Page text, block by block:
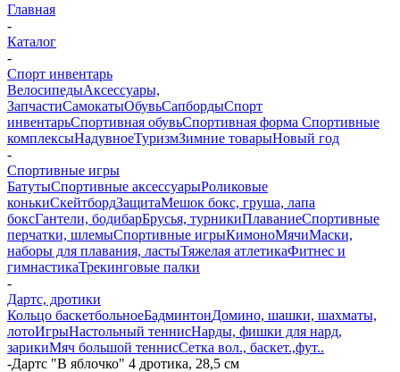
Главная
-
Каталог
-
Спорт инвентарь
ВелосипедыАксессуары,
ЗапчастиСамокатыОбувьСапбордыСпорт
инвентарьСпортивная обувьСпортивная форма Спортивные
комплексыНадувноеТуризмЗимние товарыНовый год
-
Спортивные игры
БатутыСпортивные аксессуарыРоликовые
конькиСкейтбордЗащитаМешок бокс, груша, лапа
боксГантели, бодибарБрусья, турникиПлаваниеСпортивные
перчатки, шлемыСпортивные игрыКимоноМячиМаски,
наборы для плавания, ластыТяжелая атлетикаФитнес и
гимнастикаТрекинговые палки
-
Дартс, дротики
Кольцо баскетбольноеБадминтонДомино, шашки, шахматы,
лотоИгрыНастольный теннисНарды, фишки для нард,
зарикиМяч большой теннисСетка вол., баскет.,фут..
-Дартс "В яблочко" 4 дротика, 28,5 см